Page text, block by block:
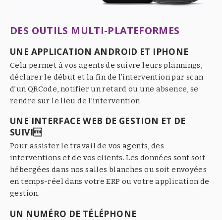
DES OUTILS MULTI-PLATEFORMES
UNE APPLICATION ANDROID ET IPHONE
Cela permet à vos agents de suivre leurs plannings,
déclarer le début et la fin de l’intervention par scan
d’un QRCode, notifier un retard ou une absence, se
rendre sur le lieu de l’intervention.
UNE INTERFACE WEB DE GESTION ET DE
SUIVI
Pour assister le travail de vos agents, des
interventions et de vos clients. Les données sont soit
hébergées dans nos salles blanches ou soit envoyées
en temps-réel dans votre ERP ou votre application de
gestion.
UN NUMÉRO DE TÉLÉPHONE